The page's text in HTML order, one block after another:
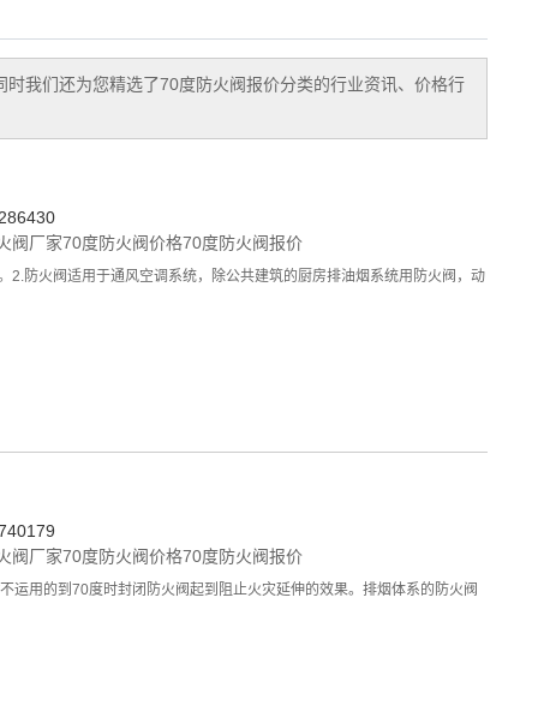
时我们还为您精选了70度防火阀报价分类的行业资讯、价格行
阀厂家70度防火阀价格70度防火阀报价
防火阀适用于通风空调系统，除公共建筑的厨房排油烟系统用防火阀，动
阀厂家70度防火阀价格70度防火阀报价
用的到70度时封闭防火阀起到阻止火灾延伸的效果。排烟体系的防火阀